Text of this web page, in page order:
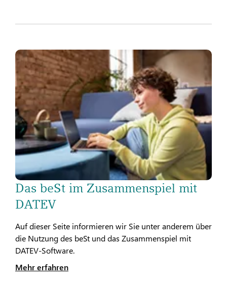
Das beSt im Zusammenspiel mit
DATEV
Auf dieser Seite informieren wir Sie unter anderem über
die Nutzung des beSt und das Zusammenspiel mit
DATEV-Software.
Mehr erfahren